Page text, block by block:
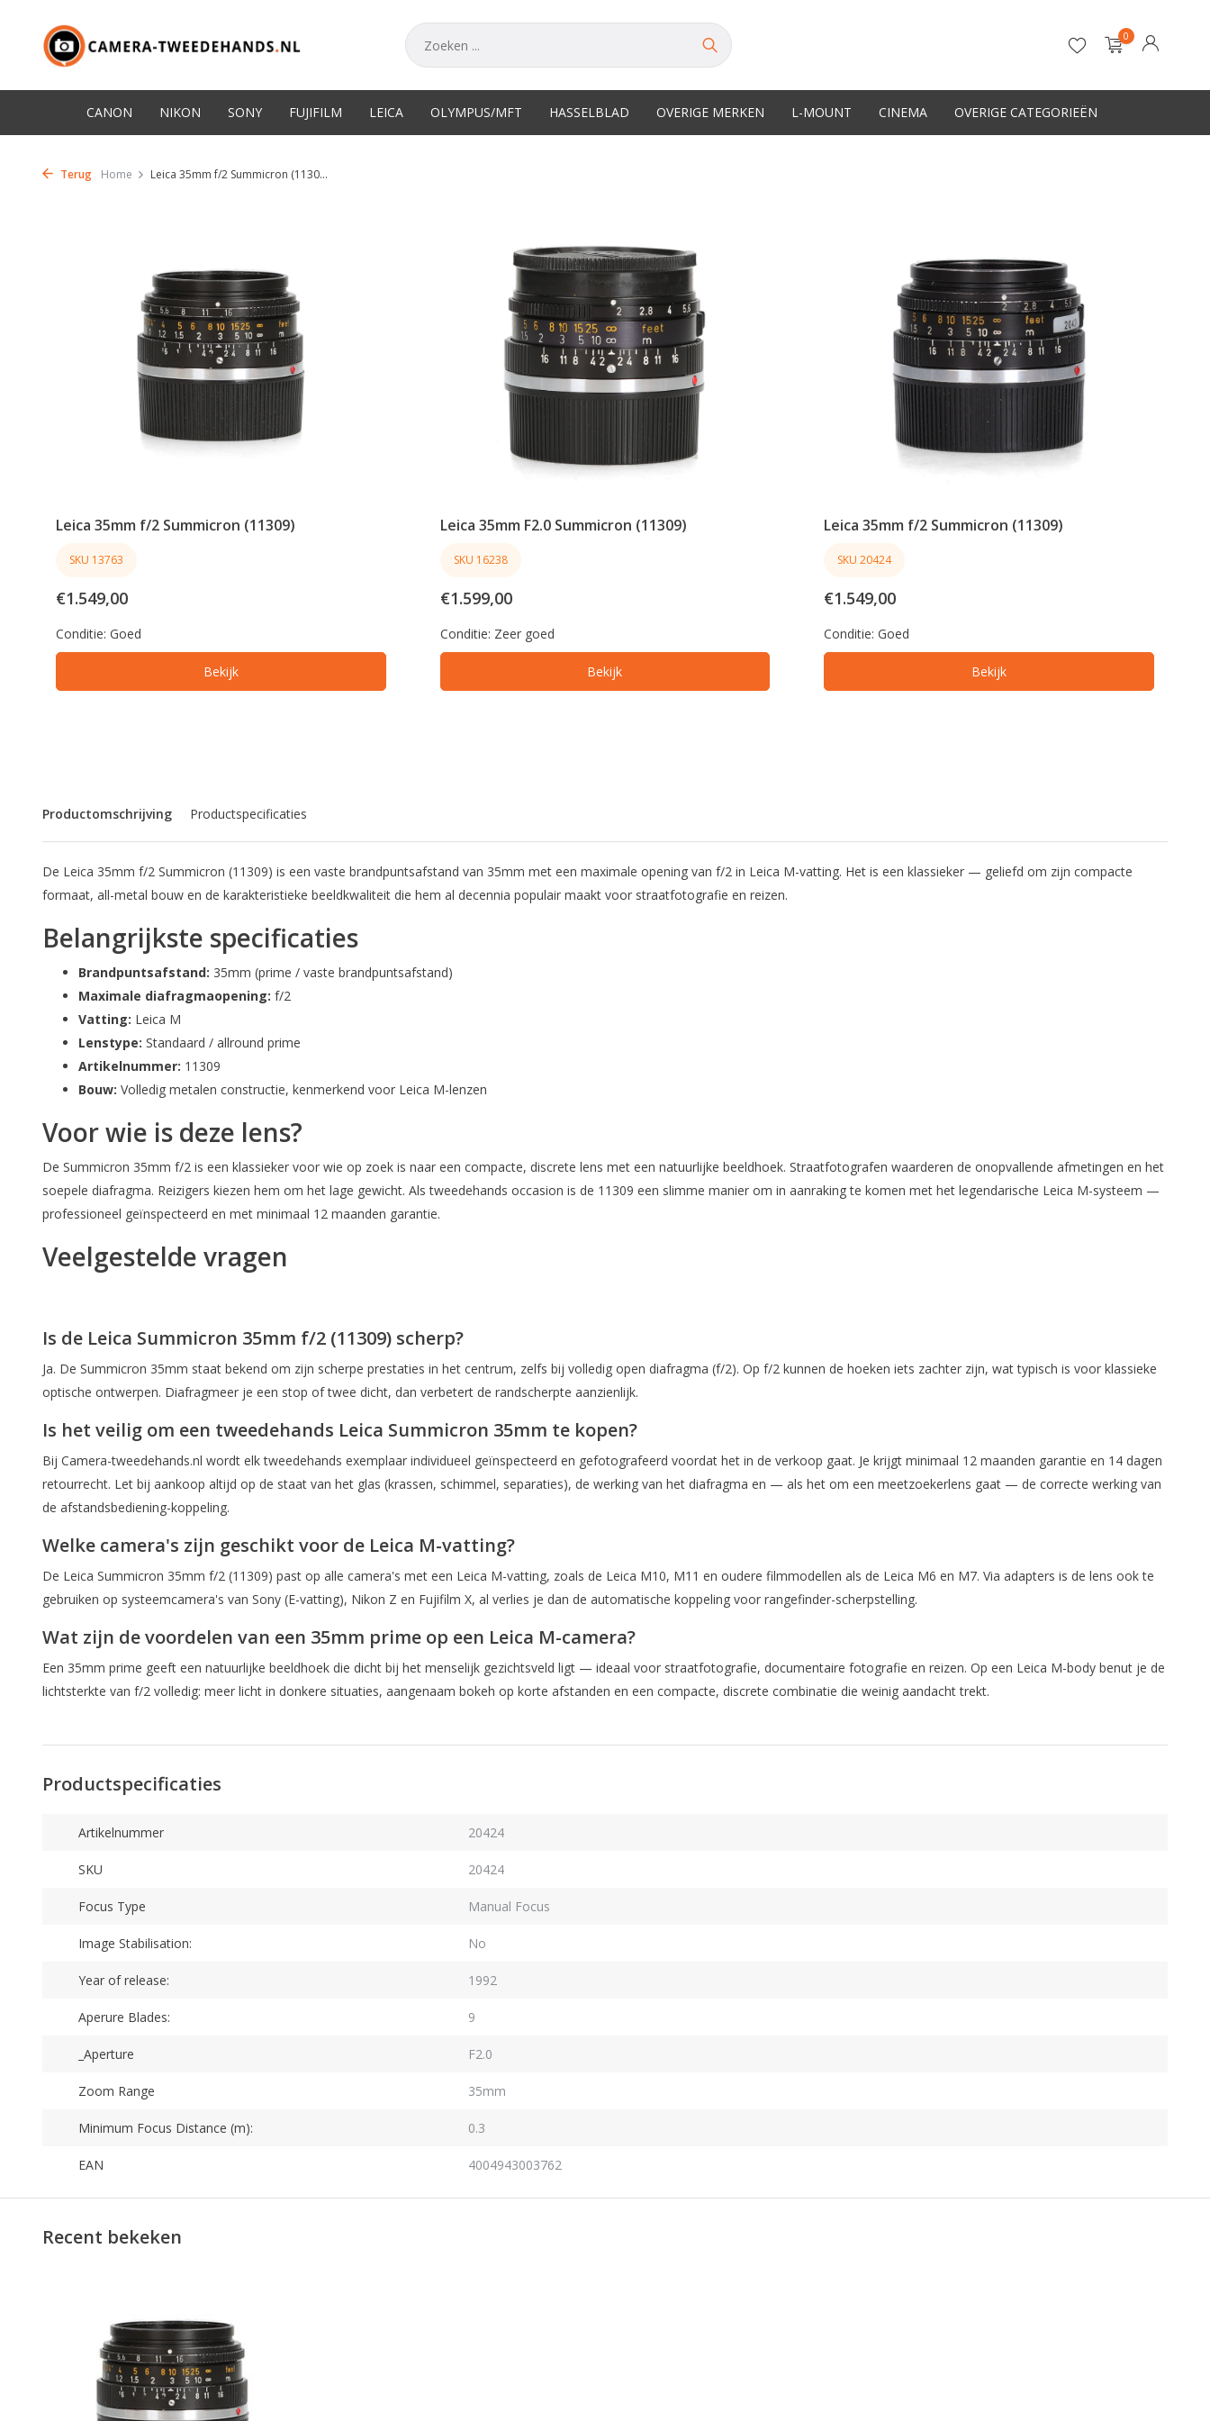
0
CANON NIKON SONY FUJIFILM LEICA OLYMPUS/MFT HASSELBLAD OVERIGE MERKEN L-MOUNT CINEMA OVERIGE CATEGORIEËN
Terug Home Leica 35mm f/2 Summicron (1130...
Leica 35mm f/2 Summicron (11309)
SKU 13763
€1.549,00
Conditie: Goed
Bekijk
Leica 35mm F2.0 Summicron (11309)
SKU 16238
€1.599,00
Conditie: Zeer goed
Bekijk
Leica 35mm f/2 Summicron (11309)
SKU 20424
€1.549,00
Conditie:Goed
Bekijk
Productomschrijving Productspecificaties
De Leica 35mm f/2 Summicron (11309) is een vaste brandpuntsafstand van 35mm met een maximale opening van f/2 in Leica M-vatting. Het is een klassieker — geliefd om zijn compacte
formaat, all-metal bouw en de karakteristieke beeldkwaliteit die hem al decennia populair maakt voor straatfotografie en reizen.
Belangrijkste specificaties
Brandpuntsafstand: 35mm (prime / vaste brandpuntsafstand)
Maximale diafragmaopening: f/2
Vatting: Leica M
Lenstype: Standaard / allround prime
Artikelnummer: 11309
Bouw: Volledig metalen constructie, kenmerkend voor Leica M-lenzen
Voor wie is deze lens?
De Summicron 35mm f/2 is een klassieker voor wie op zoek is naar een compacte, discrete lens met een natuurlijke beeldhoek. Straatfotografen waarderen de onopvallende afmetingen en het
soepele diafragma. Reizigers kiezen hem om het lage gewicht. Als tweedehands occasion is de 11309 een slimme manier om in aanraking te komen met het legendarische Leica M-systeem —
professioneel geïnspecteerd en met minimaal 12 maanden garantie.
Veelgestelde vragen
Is de Leica Summicron 35mm f/2 (11309) scherp?
Ja. De Summicron 35mm staat bekend om zijn scherpe prestaties in het centrum, zelfs bij volledig open diafragma (f/2). Op f/2 kunnen de hoeken iets zachter zijn, wat typisch is voor klassieke
optische ontwerpen. Diafragmeer je een stop of twee dicht, dan verbetert de randscherpte aanzienlijk.
Is het veilig om een tweedehands Leica Summicron 35mm te kopen?
Bij Camera-tweedehands.nl wordt elk tweedehands exemplaar individueel geïnspecteerd en gefotografeerd voordat het in de verkoop gaat. Je krijgt minimaal 12 maanden garantie en 14 dagen
retourrecht. Let bij aankoop altijd op de staat van het glas (krassen, schimmel, separaties), de werking van het diafragma en — als het om een meetzoekerlens gaat — de correcte werking van
de afstandsbediening-koppeling.
Welke camera's zijn geschikt voor de Leica M-vatting?
De Leica Summicron 35mm f/2 (11309) past op alle camera's met een Leica M-vatting, zoals de Leica M10, M11 en oudere filmmodellen als de Leica M6 en M7. Via adapters is de lens ook te
gebruiken op systeemcamera's van Sony (E-vatting), Nikon Z en Fujifilm X, al verlies je dan de automatische koppeling voor rangefinder-scherpstelling.
Wat zijn de voordelen van een 35mm prime op een Leica M-camera?
Een 35mm prime geeft een natuurlijke beeldhoek die dicht bij het menselijk gezichtsveld ligt — ideaal voor straatfotografie, documentaire fotografie en reizen. Op een Leica M-body benut je de
lichtsterkte van f/2 volledig: meer licht in donkere situaties, aangenaam bokeh op korte afstanden en een compacte, discrete combinatie die weinig aandacht trekt.
Productspecificaties
Artikelnummer 20424
SKU 20424
Focus Type Manual Focus
Image Stabilisation: No
Year of release: 1992
Aperure Blades: 9
_Aperture F2.0
Zoom Range 35mm
Minimum Focus Distance (m): 0.3
EAN 4004943003762
Recent bekeken